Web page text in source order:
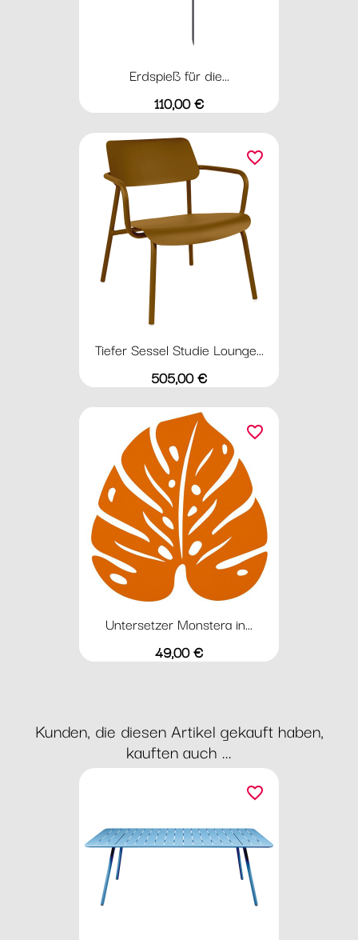
Erdspieß für die...
Preis
110,00 €
Tiefer Sessel Studie Lounge...
Preis
505,00 €
favorite_border
Untersetzer Monstera in...
Preis
49,00 €
favorite_border
Kunden, die diesen Artikel gekauft haben,
kauften auch ...
favorite_border